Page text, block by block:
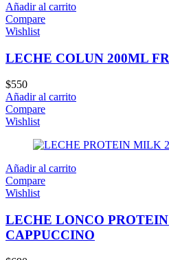
Añadir al carrito
Compare
Wishlist
LECHE COLUN 200ML
$550
Añadir al carrito
Compare
Wishlist
Añadir al carrito
Compare
Wishlist
LECHE LONCO
CAPPUCCINO